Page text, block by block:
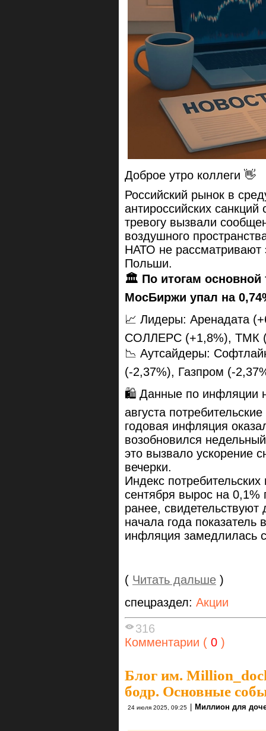
Доброе утро коллеги 👋
Российский рынок в
антироссийских
тревогу вызвали
воздушного
НАТО не рассматривают
Польши.
🏛 По итогам основной
МосБиржи упал на
📈 Лидеры: Аренадата
СОЛЛЕРС (+1,8%), ТМК
📉 Аутсайдеры:
(-2,37%), Газпром (-
🛍 Данные по инфляции
августа
годовая инфляция
возобновился
это вызвало ускорение
вечерки.
Индекс
сентября вырос на 0,1%
ранее,
начала года
инфляция замедлилась
( Читать дальше )
спецраздел: Акции
316
Комментарии ( 0 )
Блог им.
бодр. Основные
24 июля 2025, 09:25 Миллион для